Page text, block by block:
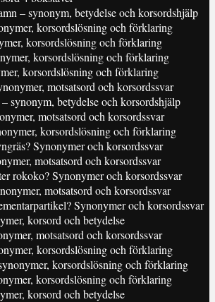
– synonym, betydelse och korsordshjälp
korsordslösning och förklaring
korsordslösning och förklaring
korsordslösning och förklaring
korsordslösning och förklaring
motsatsord och korsordssvar
synonym, betydelse och korsordshjälp
motsatsord och korsordssvar
korsordslösning och förklaring
Synonymer och korsordssvar
motsatsord och korsordssvar
rokoko? Synonymer och korsordssvar
motsatsord och korsordssvar
Synonymer och korsordssvar
korsord och betydelse
motsatsord och korsordssvar
korsordslösning och förklaring
korsordslösning och förklaring
korsordslösning och förklaring
korsord och betydelse